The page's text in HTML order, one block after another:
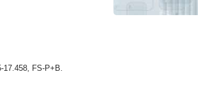
17.458, FS-P+B.